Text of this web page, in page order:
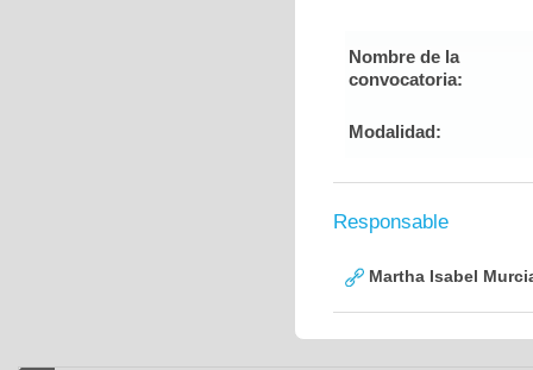
Nombre de la
convocatoria:
Modalidad:
Responsable
Martha Isabel